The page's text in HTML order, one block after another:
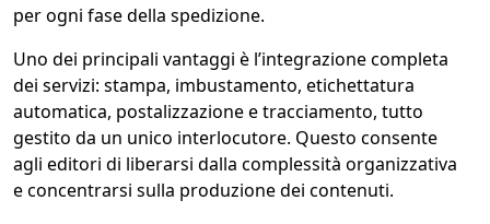
per ogni fase della spedizione.
Uno dei principali vantaggi è l’integrazione completa
dei servizi: stampa, imbustamento, etichettatura
automatica, postalizzazione e tracciamento, tutto
gestito da un unico interlocutore. Questo consente
agli editori di liberarsi dalla complessità organizzativa
e concentrarsi sulla produzione dei contenuti.